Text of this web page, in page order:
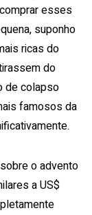
esses
suponho
ricas do
do
de colapso
famosos da
o advento
a US$